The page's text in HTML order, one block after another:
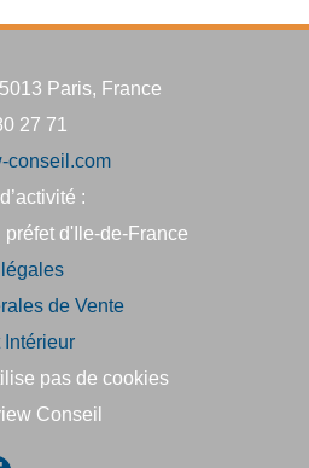
Paris, France
27 71
conseil.com
:
d'Ile-de-France
de Vente
pas de cookies
Conseil